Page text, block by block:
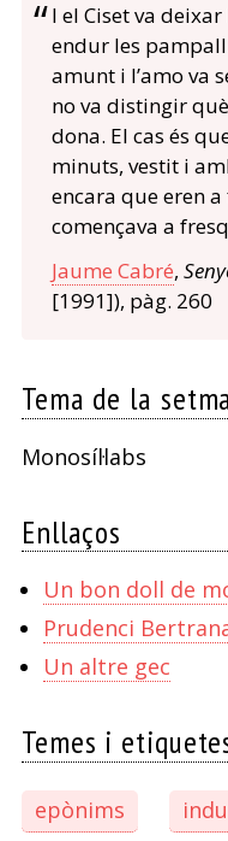
I el Ciset va deixar
endur les
amunt i l’amo va
no va distingir
dona. El cas és
minuts, vestit i
encara que eren
començava a
Jaume Cabré,
[1991]), pàg. 260
Tema de la
Monosíl·labs
Enllaços
Un bon doll de
Prudenci
Un altre gec
Temes i
epònims